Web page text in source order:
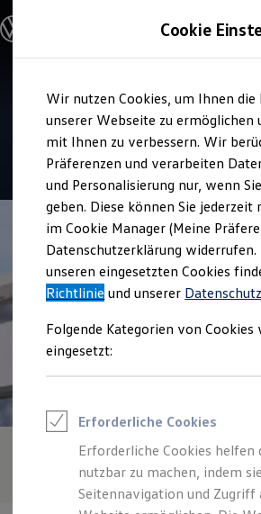
Hauptinhalt
springen
Footer
springen
Modelle & Konfigurator
Nutzfahrzeugkategorien
Modelle konfigurieren
Vorgängermodelle und
Vorgängermodelle
Oldtimer
Bulli Historie
Branchenlösungen &
Umbaulösungen und
Auf- und Umbauten
Groß- und Sonderkunden
Großkunden
Kommunen & Behörden
Journalisten
Sportvereine
Branchenlösungen
Gewerbliche
Service & mobile
Kühlfahrzeuge
ONE Business ID Vorteile
Fahrzeugsuche & Marktplatz
Fahrzeugsuche
Fahrzeuge online kaufen
Digitaler Marktplatz
Kauf & Finanzierung
Service
Motor-Nützel
4.2| 18 Bewertungen
Cookie
Wir nutzen Cookies, um Ihnen
unserer Webseite zu
mit Ihnen zu verbessern. Wir
Präferenzen und verarbeiten
und Personalisierung nur, wenn
geben. Diese können Sie
im Cookie Manager (Meine
Datenschutzerklärung
unseren eingesetzten Cookies
Richtlinie und unserer
Folgende Kategorien von Cookies
eingesetzt:
Erforderliche Cookies
Erforderliche Cookies helfen
nutzbar zu machen, indem
Seitennavigation und Zugriff